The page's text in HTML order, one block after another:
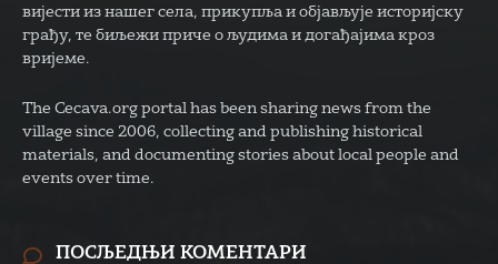
вијести из нашег села, прикупља и објављује историјску
грађу, те биљежи приче о људима и догађајима кроз
вријеме.
The Cecava.org portal has been sharing news from the
village since 2006, collecting and publishing historical
materials, and documenting stories about local people and
events over time.
ПОСЉЕДЊИ КОМЕНТАРИ